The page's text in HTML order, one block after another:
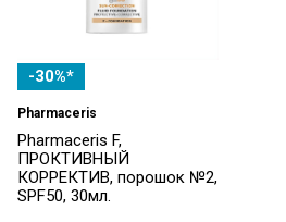
-30%*
Pharmaceris
Pharmaceris F,
ПРОКТИВНЫЙ
КОРРЕКТИВ, порошок №2,
SPF50, 30мл.